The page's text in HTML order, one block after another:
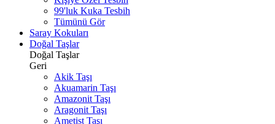
99'luk Kuka Tesbih
Tümünü Gör
Saray Kokuları
Doğal Taşlar
Doğal Taşlar
Geri
Akik Taşı
Akuamarin Taşı
Amazonit Taşı
Aragonit Taşı
Ametist Taşı